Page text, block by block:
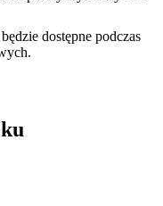
dostępne podczas